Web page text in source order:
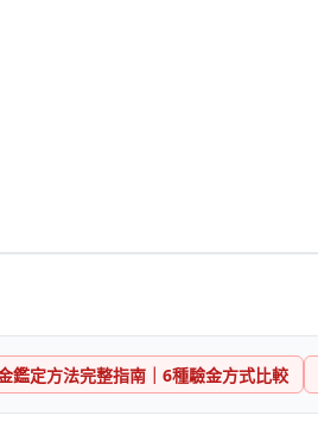
鑑定方法完整指南｜6種驗金方式比較